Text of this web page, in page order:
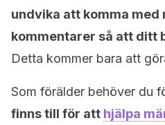
undvika att komma med
kommentarer så att ditt
Detta kommer bara att
Som förälder behöver du
finns till för att hjälpa